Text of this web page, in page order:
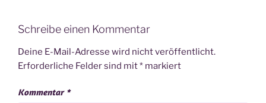
Schreibe einen Kommentar
Deine E-Mail-Adresse wird nicht veröffentlicht.
Erforderliche Felder sind mit* markiert
Kommentar *